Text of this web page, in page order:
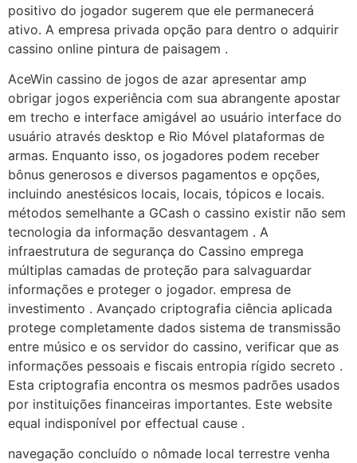
positivo do jogador sugerem que ele permanecerá
ativo. A empresa privada opção para dentro o adquirir
cassino online pintura de paisagem .
AceWin cassino de jogos de azar apresentar amp
obrigar jogos experiência com sua abrangente apostar
em trecho e interface amigável ao usuário interface do
usuário através desktop e Rio Móvel plataformas de
armas. Enquanto isso, os jogadores podem receber
bônus generosos e diversos pagamentos e opções,
incluindo anestésicos locais, locais, tópicos e locais.
métodos semelhante a GCash o cassino existir não sem
tecnologia da informação desvantagem . A
infraestrutura de segurança do Cassino emprega
múltiplas camadas de proteção para salvaguardar
informações e proteger o jogador. empresa de
investimento . Avançado criptografia ciência aplicada
protege completamente dados sistema de transmissão
entre músico e os servidor do cassino, verificar que as
informações pessoais e fiscais entropia rígido secreto .
Esta criptografia encontra os mesmos padrões usados ​​
por instituições financeiras importantes. Este website
equal indisponível por effectual cause .
navegação concluído o nômade local terrestre venha